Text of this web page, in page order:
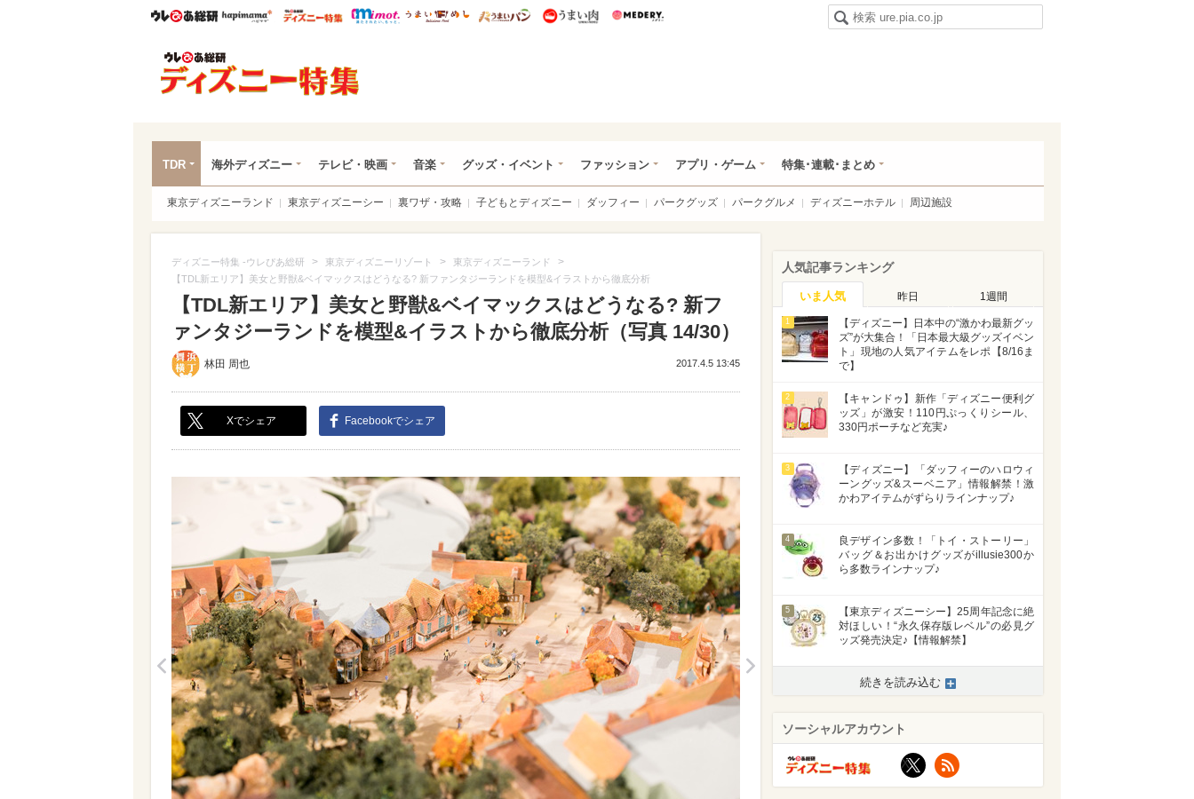
ウレぴあ総研ハピママ* ウレぴあ総研 ディズニー特集
mimot. うまいめし うまいパン うまい肉
TDR 海外ディズニー テレビ・映画 音楽 グッズ・イベント ファッション アプリ・ゲーム 特集･連載･まとめ
東京ディズニーランド 東京ディズニーシー 裏ワザ・攻略 子どもとディズニー ダッフィー パークグッズ パークグルメ ディズニーホテル 周辺施設
ディズニー特集 -ウレぴあ総研 > 東京ディズニーリゾート > 東京ディズニーランド >
【TDL新エリア】美女と野獣&ベイマックスはどうなる? 新ファンタジーランドを模型&イラストから徹底分析
【TDL新エリア】美女と野獣&ベイマックスはどうなる? 新フ
ァンタジーランドを模型&イラストから徹底分析（写真 14/30）
林田 周也 2017.4.5 13:45
Xでシェア Facebookでシェア
>
人気記事ランキング
いま人気 昨日 1週間
1
【ディズニー】日本中の“激かわ最新グッ
ズ”が大集合！「日本最大級グッズイベン
ト」現地の人気アイテムをレポ【8/16ま
で】
2
【キャンドゥ】新作「ディズニー便利グ
ッズ」が激安！110円ぷっくりシール、
330円ポーチなど充実♪
3
【ディズニー】「ダッフィーのハロウィ
ーングッズ&スーベニア」情報解禁！激
かわアイテムがずらりラインナップ♪
4
良デザイン多数！「トイ・ストーリー」
バッグ＆お出かけグッズがillusie300か
ら多数ラインナップ♪
5
【東京ディズニーシー】25周年記念に絶
対ほしい！“永久保存版レベル”の必見グ
ッズ発売決定♪【情報解禁】
続きを読み込む
ソーシャルアカウント
X